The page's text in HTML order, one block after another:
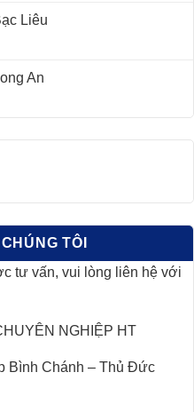
Liêu
An
TÔI
tư vấn, vui lòng liên hệ với
NGHIỆP HT
Bình Chánh – Thủ Đức